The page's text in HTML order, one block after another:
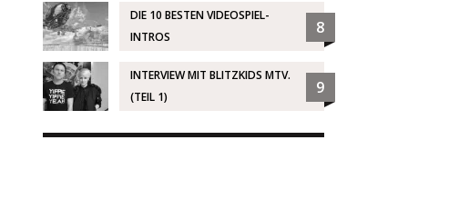
DIE 10 BESTEN VIDEOSPIEL-
INTROS
8
INTERVIEW MIT BLITZKIDS MTV.
(TEIL 1)
9